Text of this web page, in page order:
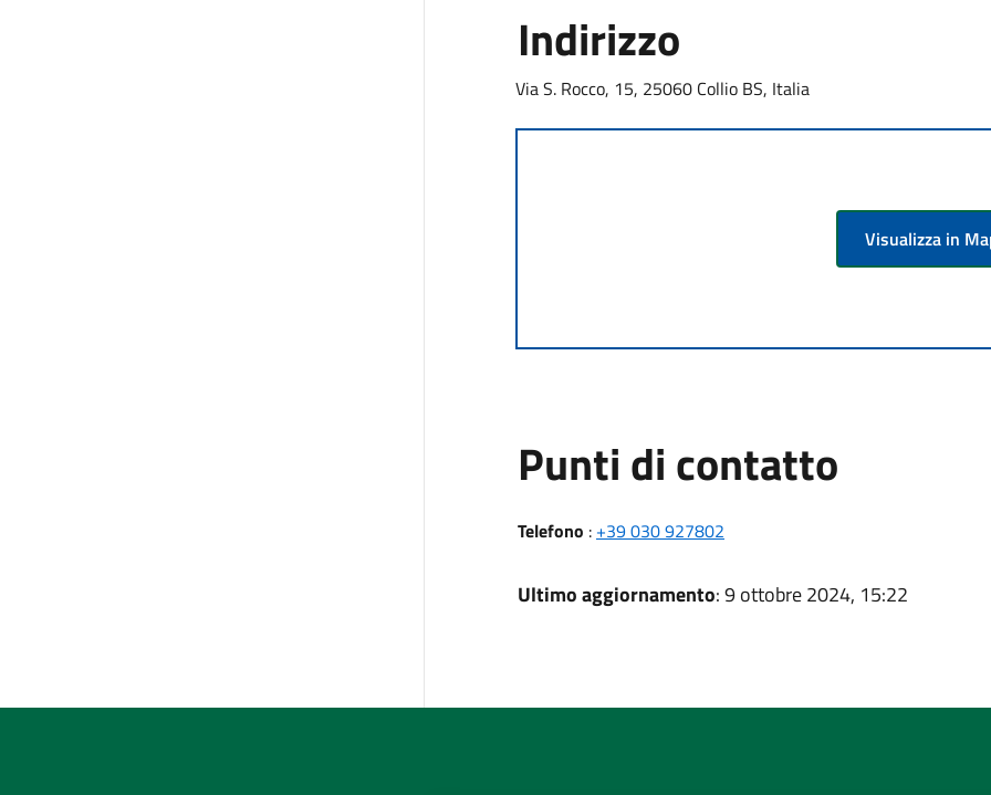
Indirizzo
Via S. Rocco, 15, 25060 Collio BS, Italia
Visualizza in
Punti di contatto
Telefono : +39 030 927802
Ultimo aggiornamento: 9 ottobre 2024, 15:22